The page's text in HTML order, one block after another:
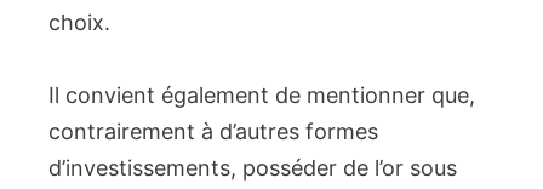
choix.
Il convient également de mentionner que,
contrairement à d’autres formes
d’investissements, posséder de l’or sous